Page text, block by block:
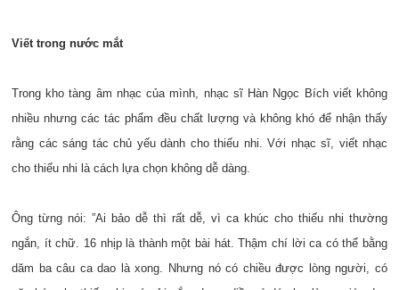
Viết trong nước mắt
Trong kho tàng âm nhạc của mình, nhạc sĩ Hàn Ngọc Bích viết không
nhiều nhưng các tác phẩm đều chất lượng và không khó để nhận thấy
rằng các sáng tác chủ yếu dành cho thiếu nhi. Với nhạc sĩ, viết nhạc
cho thiếu nhi là cách lựa chọn không dễ dàng.
Ông từng nói: ”Ai bảo dễ thì rất dễ, vì ca khúc cho thiếu nhi thường
ngắn, ít chữ. 16 nhịp là thành một bài hát. Thậm chí lời ca có thể bằng
dăm ba câu ca dao là xong. Nhưng nó có chiều được lòng người, có